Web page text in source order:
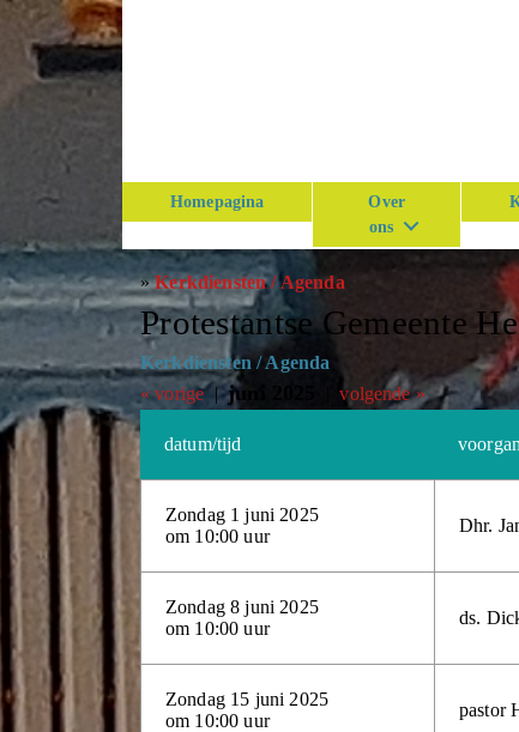
Homepagina
Over
ons
»Kerkdiensten / Agenda
Protestantse Gemeente
Kerkdiensten / Agenda
« vorige|juni 2025 |volgende »
datum/tijd
Zondag 1 juni 2025
om 10:00 uur
Dhr.
Zondag 8 juni 2025
om 10:00 uur
ds.
Zondag 15 juni 2025
om 10:00 uur
pastor